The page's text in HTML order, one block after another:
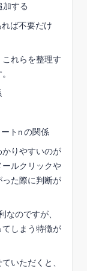
加する
ば不要だけ
れらを整理す
トn の関係
りやすいのが
ルクリックや
た際に判断が
なのですが、
しまう特徴が
いただくと、